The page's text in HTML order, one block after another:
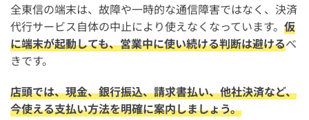
全東信の端末は、故障や一時的な通信障害ではなく、決済
代行サービス自体の中止により使えなくなっています。 仮
に端末が起動しても、営業中に使い続ける判断は避けるべ
きです。
店頭では、現金、銀行振込、請求書払い、他社決済など、
今使える支払い方法を明確に案内しましょう。